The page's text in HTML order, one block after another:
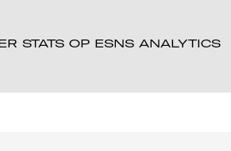
STATS OP ESNS ANALYTICS
STATS OP ESNS ANALYTICS